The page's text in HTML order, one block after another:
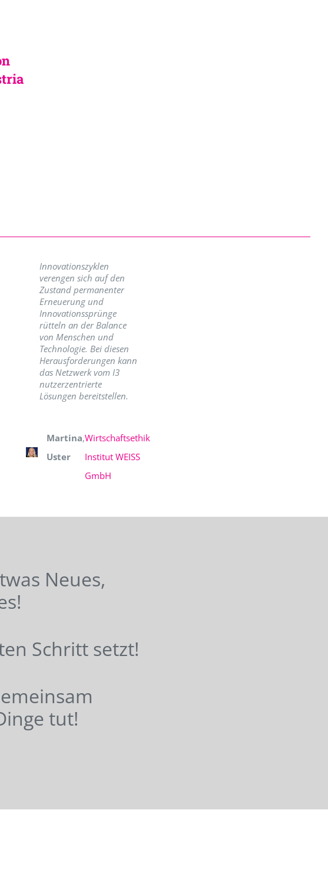
Innovationszyklen
verengen sich auf den
Zustand permanenter
Erneuerung und
Innovationssprünge
rütteln an der Balance
von Menschen und
Technologie. Bei diesen
Herausforderungen kann
das Netzwerk vom I3
nutzerzentrierte
Lösungen bereitstellen.
Martina
Uster
,Wirtschaftsethik
Institut WEISS
GmbH
Neues,
Schritt setzt!
tut!